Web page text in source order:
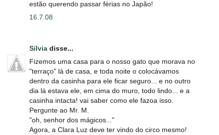
estão querendo passar férias no Japão!
16.7.08
Silvia disse...
Fizemos uma casa para o nosso gato que morava no
"terraço" lá de casa, e toda noite o colocávamos
dentro da casinha para ele ficar seguro... e no outro
dia lá estava ele, em cima do muro, todo lindo... e a
casinha intacta! vai saber como ele fazoa isso.
Pergunte ao Mr. M.
"oh, senhor dos mágicos..."
Agora, a Clara Luz deve ter vindo do circo mesmo!